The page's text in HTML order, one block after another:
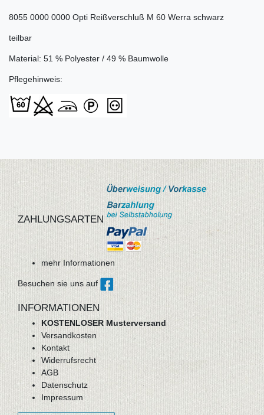
8055 0000 0000 Opti Reißverschluß M 60 Werra schwarz
teilbar
Material: 51 % Polyester / 49 % Baumwolle
Pflegehinweis:
ZAHLUNGSARTEN
mehr Informationen
Besuchen sie uns auf
INFORMATIONEN
KOSTENLOSER Musterversand
Versandkosten
Kontakt
Widerrufsrecht
AGB
Datenschutz
Impressum